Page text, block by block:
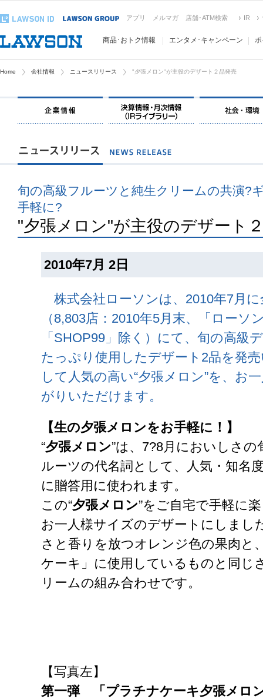
アプリ メルマガ 店舗･ATM検索 IR
商品･おトク情報 エンタメ･キャンペーン
Home 会社情報 ニュースリリース "夕張メロン"が主役のデザート２品発売
旬の高級フルーツと純生クリームの共演?
手軽に?
"夕張メロン"が主役のデザート
2010年7月 2日
株式会社ローソンは、2010年7月
（8,803店：2010年5月末、「ローソ
「SHOP99」除く）にて、旬の高級
たっぷり使用したデザート2品を発
して人気の高い“夕張メロン”を、お
がりいただけます。
【生の夕張メロンをお手軽に！】
“夕張メロン”は、7?8月においしさ
ルーツの代名詞として、人気・知名
に贈答用に使われます。
この“夕張メロン”をご自宅で手軽に
お一人様サイズのデザートにしまし
さと香りを放つオレンジ色の果肉と
ケーキ」に使用しているものと同じ
リームの組み合わせです。
【写真左】
第一弾 「プラチナケーキ夕張メロ